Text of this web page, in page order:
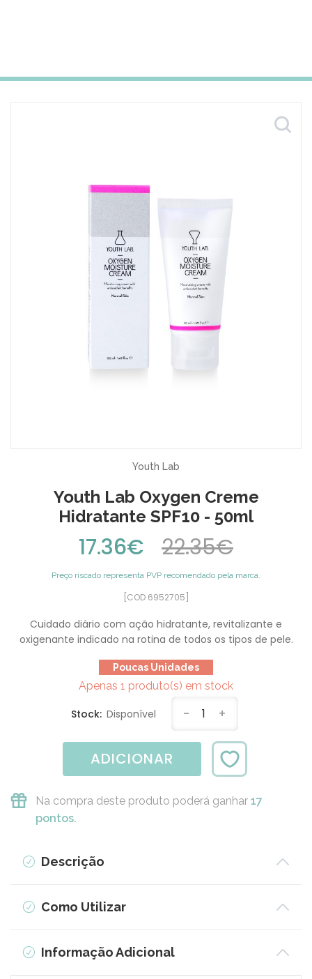
Youth Lab
Youth Lab Oxygen Creme
Hidratante SPF10 - 50ml
17.36€ 22.35€
Preço riscado representa PVP recomendado pela marca.
[COD 6952705]
Cuidado diário com ação hidratante, revitalizante e
oxigenante indicado na rotina de todos os tipos de pele.
Poucas Unidades
Apenas 1 produto(s) em stock
Stock: Disponível - 1 +
ADICIONAR
Na compra deste produto poderá ganhar 17
pontos.
Descrição
Como Utilizar
Informação Adicional